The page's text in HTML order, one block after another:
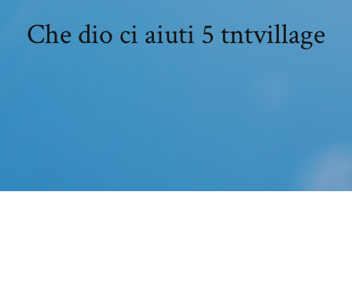
Che dio ci aiuti 5 tntvillage